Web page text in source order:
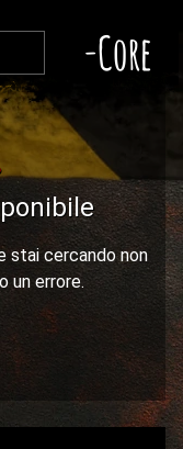
-Core
stai cercando non
un errore.